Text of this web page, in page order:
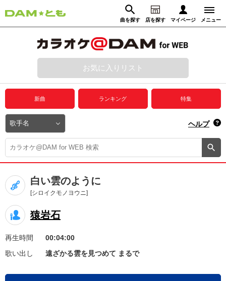
曲を探す 店を探す マイページ メニュー
動画からさがす 録音からさがす
ログイン
プレミアムサービス
DAM★とも動画
DAM★とも録音
カラオケ＠DAM
ユーザー検索
キャンペーン
お知らせ よくあるご質問
DAMの新曲・ランキングなど
お気に入りリスト
新曲 ランキング 特集
ヘルプ
白い雲のように
[シロイクモノヨウニ]
猿岩石
再生時間
00:04:00
歌い出し
遠ざかる雲を見つめて まるで